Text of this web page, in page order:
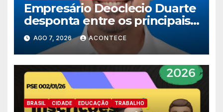
Empresário Deoclecio Duarte
desponta entre os principais
nomes do União Brasil para
deputado estadual
AGO 7, 2026 ACONTECE
BRASIL CIDADE EDUCAÇÃ0 TRABALHO